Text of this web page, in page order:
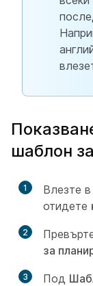
шаблон
1
Влезте
отидете
2
за
3 Под